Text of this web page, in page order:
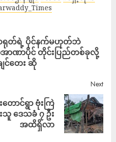
ရုတ်ရဲ့ ပိုင်နက်မဟုတ်ဘဲ
အာဏာပိုင် တိုင်းပြည်တစ်ခုလို့
င်တေး ဆို
Next
ာင်ရွာ ဗုံးကြဲ
ဒေသခံ ၇ ဦး
အထိရှိလာ